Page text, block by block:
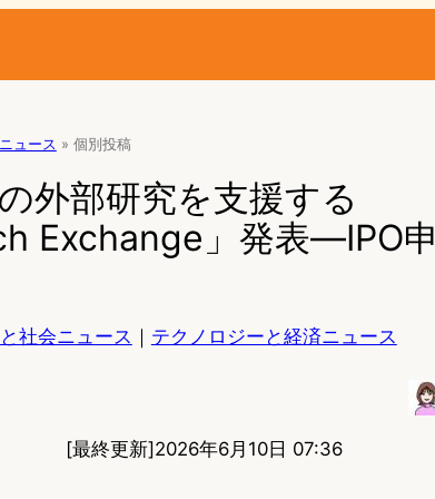
ュース » 個別投稿
外部研究を支援する
Exchange」発表—IPO申
社会ニュース ｜ テクノロジーと経済ニュース
[最終更新]2026年6月10日 07:36